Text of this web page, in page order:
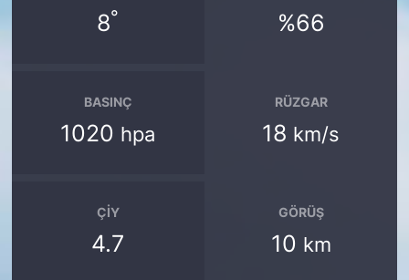
8° %66
BASINÇ
1020 hpa
RÜZGAR
18 km/s
ÇIY
4.7
GÖRÜŞ
10 km